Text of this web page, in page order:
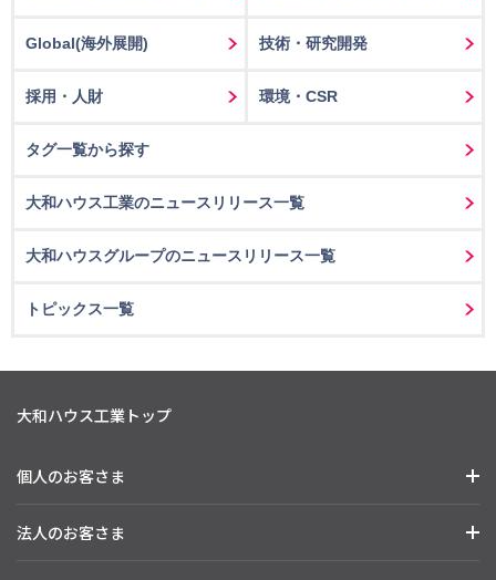
Global(海外展開) 技術・研究開発
採用・人財 環境・CSR
タグ一覧から探す
大和ハウス工業のニュースリリース一覧
大和ハウスグループのニュースリリース一覧
トピックス一覧
大和ハウス工業トップ
個人のお客さま
法人のお客さま